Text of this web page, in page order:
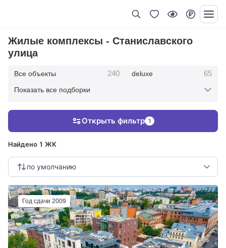
Жилые комплексы - Станиславского
улица
Все объекты 240 deluxe 65
123 клубные дома
Показать все подборки
Найдено 1 ЖК
по умолчанию
Открыть фильтр 1
Год сдачи 2009